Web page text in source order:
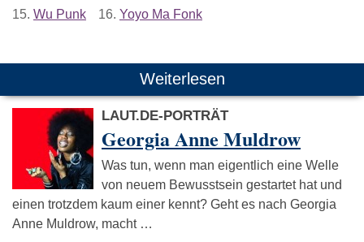
15. Wu Punk 16. Yoyo Ma Fonk
Weiterlesen
LAUT.DE-PORTRÄT
Georgia Anne Muldrow
Was tun, wenn man eigentlich eine Welle
von neuem Bewusstsein gestartet hat und
einen trotzdem kaum einer kennt? Geht es nach Georgia
Anne Muldrow, macht …